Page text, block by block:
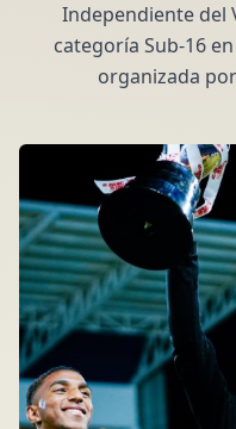
Independiente del
categoría Sub-16
organizada